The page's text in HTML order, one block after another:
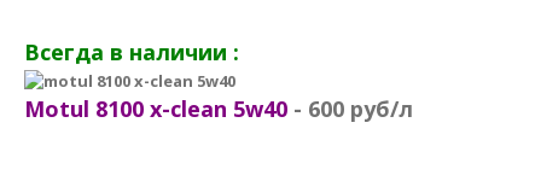
Всегда в наличии :
Motul 8100 x-clean 5w40 - 600 руб/л